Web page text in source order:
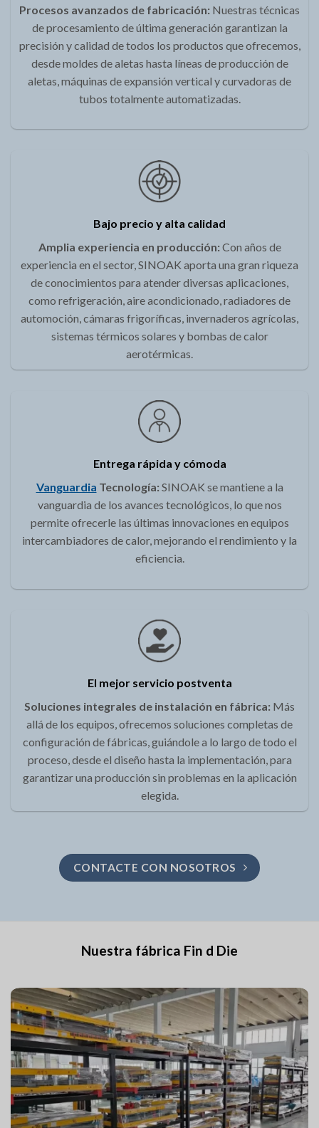
Procesos avanzados de fabricación: Nuestras técnicas
de procesamiento de última generación garantizan la
precisión y calidad de todos los productos que ofrecemos,
desde moldes de aletas hasta líneas de producción de
aletas, máquinas de expansión vertical y curvadoras de
tubos totalmente automatizadas.
Bajo precio y alta calidad
Amplia experiencia en producción:Con años de
experiencia en el sector, SINOAK aporta una gran riqueza
de conocimientos para atender diversas aplicaciones,
como refrigeración, aire acondicionado, radiadores de
automoción, cámaras frigoríficas, invernaderos agrícolas,
sistemas térmicos solares y bombas de calor
aerotérmicas.
Entrega rápida y cómoda
Vanguardia Tecnología:SINOAK se mantiene a la
vanguardia de los avances tecnológicos, lo que nos
permite ofrecerle las últimas innovaciones en equipos
intercambiadores de calor, mejorando el rendimiento y la
eficiencia.
El mejor servicio postventa
Soluciones integrales de instalación en fábrica: Más
allá de los equipos, ofrecemos soluciones completas de
configuración de fábricas, guiándole a lo largo de todo el
proceso, desde el diseño hasta la implementación, para
garantizar una producción sin problemas en la aplicación
elegida.
CONTACTE CON NOSOTROS
Nuestra fábrica Fin d Die